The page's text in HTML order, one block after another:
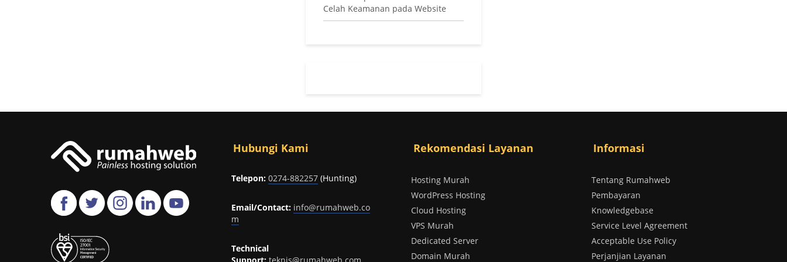
Celah Keamanan pada Website
Hubungi Kami
Telepon: 0274-882257(Hunting)
Email/Contact: info@rumahweb.co
m
Technical
Support: teknis@rumahweb.com
Rekomendasi Layanan
Hosting Murah
WordPress Hosting
Cloud Hosting
VPS Murah
Dedicated Server
Domain Murah
Informasi
Tentang Rumahweb
Pembayaran
Knowledgebase
Service Level Agreement
Acceptable Use Policy
Perjanjian Layanan